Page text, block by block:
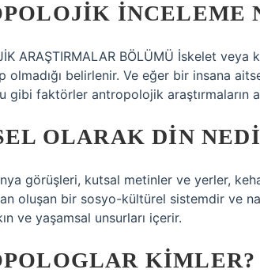
INCELEME
ARAŞTIRMALAR BÖLÜMÜ İskelet veya
olmadığı belirlenir. Ve eğer bir insana
gibi faktörler antropolojik araştırmaların
OLARAK DIN
görüşleri, kutsal metinler ve yerler,
oluşan bir sosyo-kültürel sistemdir ve
ve yaşamsal unsurları içerir.
KIMLER?